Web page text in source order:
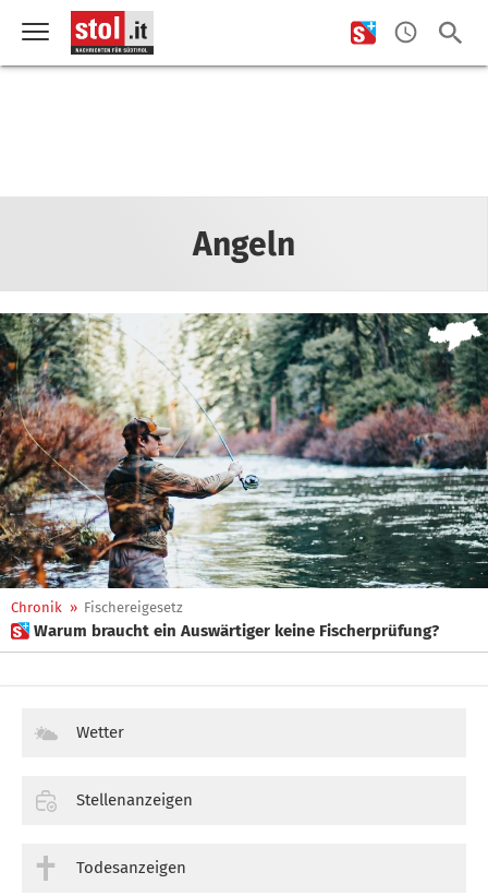
Angeln
Chronik » Fischereigesetz
 Warum braucht ein Auswärtiger keine Fischerprüfung?
Wetter
Stellenanzeigen
Todesanzeigen